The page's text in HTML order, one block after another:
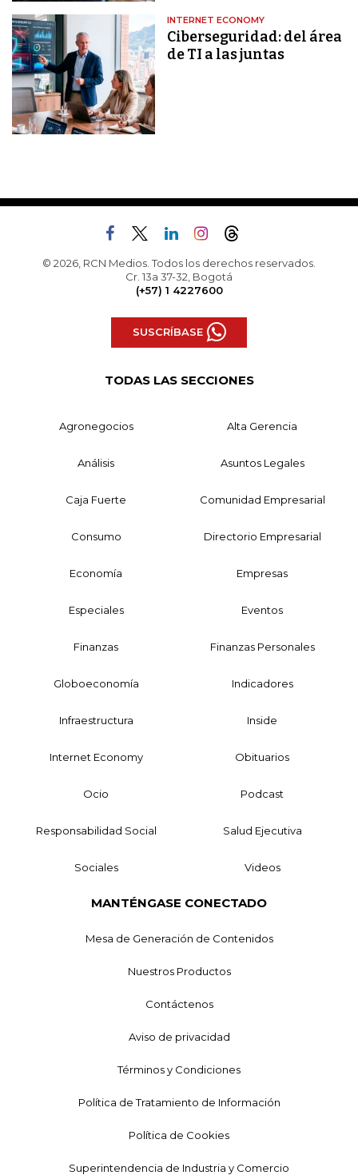
INTERNET ECONOMY
Ciberseguridad: del área
de TI a las juntas
© 2026, RCN Medios. Todos los derechos reservados.
Cr. 13a 37-32, Bogotá
(+57) 1 4227600
SUSCRÍBASE
TODAS LAS SECCIONES
Agronegocios Alta Gerencia
Análisis Asuntos Legales
Caja Fuerte Comunidad Empresarial
Consumo Directorio Empresarial
Economía Empresas
Especiales Eventos
Finanzas Finanzas Personales
Globoeconomía Indicadores
Infraestructura Inside
Internet Economy Obituarios
Ocio Podcast
Responsabilidad Social Salud Ejecutiva
Sociales Videos
MANTÉNGASE CONECTADO
Mesa de Generación de Contenidos
Nuestros Productos
Contáctenos
Aviso de privacidad
Términos y Condiciones
Política de Tratamiento de Información
Política de Cookies
Superintendencia de Industria y Comercio